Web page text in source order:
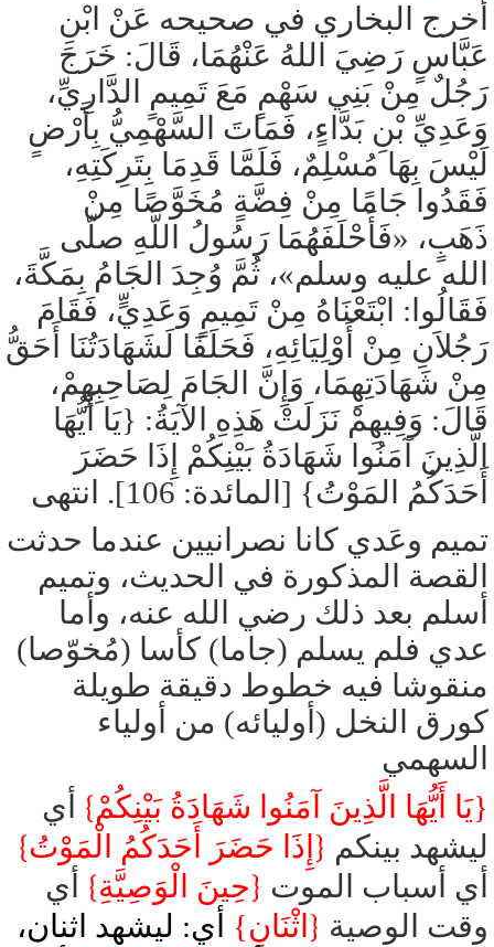
أخرج البخاري في صحيحه عَنْ ابْنِ
عَبَّاسٍ رَضِيَ اللهُ عَنْهُمَا، قَالَ: خَرَجَ
رَجُلٌ مِنْ بَنِي سَهْمٍ مَعَ تَمِيمٍ الدَّارِيِّ،
وَعَدِيِّ بْنِ بَدَّاءٍ، فَمَاتَ السَّهْمِيُّ بِأَرْضٍ
لَيْسَ بِهَا مُسْلِمٌ، فَلَمَّا قَدِمَا بِتَرِكَتِهِ،
فَقَدُوا جَامًا مِنْ فِضَّةٍ مُخَوَّصًا مِنْ
ذَهَبٍ، «فَأَحْلَفَهُمَا رَسُولُ اللَّهِ صلّى
الله عليه وسلم»، ثُمَّ وُجِدَ الجَامُ بِمَكَّةَ،
فَقَالُوا: ابْتَعْنَاهُ مِنْ تَمِيمٍ وَعَدِيٍّ، فَقَامَ
رَجُلاَنِ مِنْ أَوْلِيَائِهِ، فَحَلَفَا لَشَهَادَتُنَا أَحَقُّ
مِنْ شَهَادَتِهِمَا، وَإِنَّ الجَامَ لِصَاحِبِهِمْ،
قَالَ: وَفِيهِمْ نَزَلَتْ هَذِهِ الآيَةُ: {يَا أَيُّهَا
الَّذِينَ آمَنُوا شَهَادَةُ بَيْنِكُمْ إِذَا حَضَرَ
أَحَدَكُمُ المَوْتُ} [المائدة: 106]. انتهى
تميم وعَدي كانا نصرانيين عندما حدثت
القصة المذكورة في الحديث، وتميم
أسلم بعد ذلك رضي الله عنه، وأما
عدي فلم يسلم (جاما) كأسا (مُخوّصا)
منقوشا فيه خطوط دقيقة طويلة
كورق النخل (أوليائه) من أولياء
السهمي
{يَا أَيُّهَا الَّذِينَ آمَنُوا شَهَادَةُ بَيْنِكُمْ} أي
ليشهد بينكم { إِذَا حَضَرَ أَحَدَكُمُ الْمَوْتُ}
أي أسباب الموت {حِينَ الْوَصِيَّةِ} أي
وقت الوصية { اثْنَانِ} أي: ليشهد اثنان،